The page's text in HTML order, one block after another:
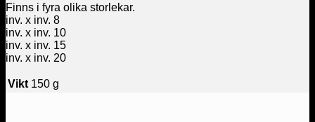
Finns i fyra olika storlekar.
inv. x inv. 8
inv. x inv. 10
inv. x inv. 15
inv. x inv. 20
Vikt 150 g